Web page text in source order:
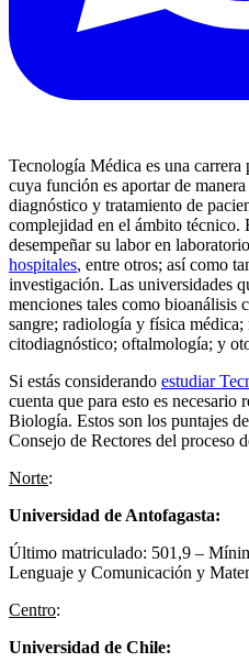
Tecnología Médica es una carrera
cuya función es aportar de
diagnóstico y tratamiento de
complejidad en el ámbito técnico.
desempeñar su labor en
hospitales, entre otros; así como
investigación. Las universidades
menciones tales como bioanálisis
sangre; radiología y física
citodiagnóstico; oftalmología; y
Si estás considerando estudiar
cuenta que para esto es necesario
Biología. Estos son los puntajes
Consejo de Rectores del proceso
Norte:
Universidad de Antofagasta:
Último matriculado: 501,9 –
Lenguaje y Comunicación y
Centro:
Universidad de Chile: